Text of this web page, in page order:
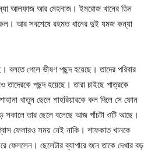
আলফাজ আর মেহনাজ। ইমরোজ খানের তিন
আর সবশেষে রহমত খানের দুই যমজ কন্যা
বলতে গেলে ভীষণ পছন্দ হয়েছে। তাদের পরিবার
পছন্দ হয়েছে। তারা চাইছে পাত্রকে
খাতুন ছেলে শাহরিয়ারকে কল দিলে সে ফোন
সকালে তার ছেলে বলেছে আজ পাঁচটা ওটি আছে।
ফেলারও সময় নেই নাকি। শাফকাত খানকে
ছেলেটার ব্যাপারে শুনে তাকে দেখার বড়